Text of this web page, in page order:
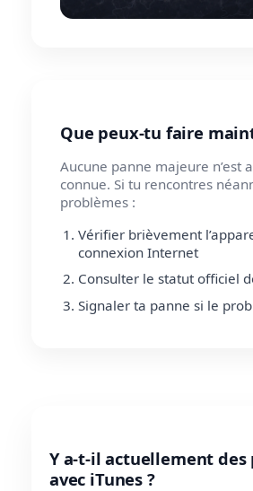
Que peux-tu faire
Aucune panne majeure n’est
connue. Si tu rencontres
problèmes :
Vérifier brièvement
connexion Internet
Consulter le statut officiel
Signaler ta panne si le
Y a-t-il actuellement des
avec iTunes ?